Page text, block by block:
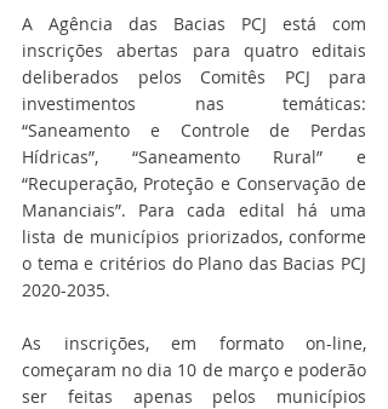
A Agência das Bacias PCJ está com
inscrições abertas para quatro editais
deliberados pelos Comitês PCJ para
investimentos nas temáticas:
“Saneamento e Controle de Perdas
Hídricas”, “Saneamento Rural” e
“Recuperação, Proteção e Conservação de
Mananciais”. Para cada edital há uma
lista de municípios priorizados, conforme
o tema e critérios do Plano das Bacias PCJ
2020-2035.
As inscrições, em formato on-line,
começaram no dia 10 de março e poderão
ser feitas apenas pelos municípios